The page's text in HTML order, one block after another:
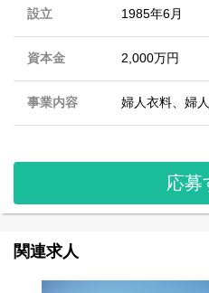
設立 1985年6月
資本金 2,000万円
事業内容 婦人衣料、婦
応募
関連求人